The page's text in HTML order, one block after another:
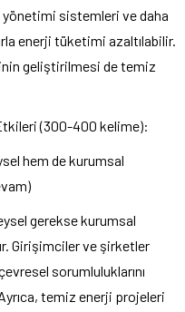
sistemleri ve daha
enerji tüketimi azaltılabilir.
geliştirilmesi de temiz
(300-400 kelime):
hem de kurumsal
gerekse kurumsal
Girişimciler ve şirketler
sorumluluklarını
temiz enerji projeleri